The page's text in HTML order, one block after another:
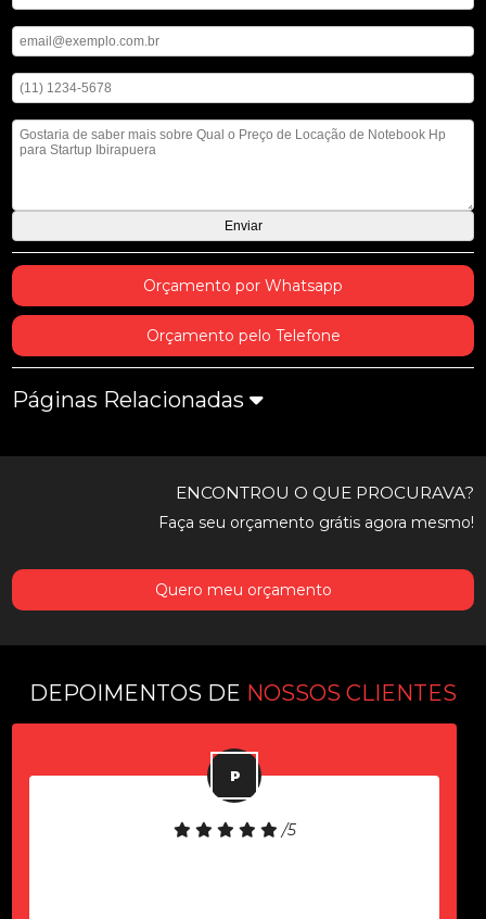
Orçamento por Whatsapp
Orçamento pelo Telefone
Páginas Relacionadas
ENCONTROU O QUE PROCURAVA?
Faça seu orçamento grátis agora mesmo!
Quero meu orçamento
DEPOIMENTOS DE NOSSOS CLIENTES
/5